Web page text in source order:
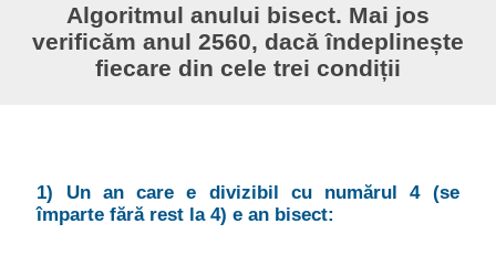
Algoritmul anului bisect. Mai jos
verificăm anul 2560, dacă îndeplinește
fiecare din cele trei condiții
1) Un an care e divizibil cu numărul 4 (se
împarte fără rest la 4) e an bisect: